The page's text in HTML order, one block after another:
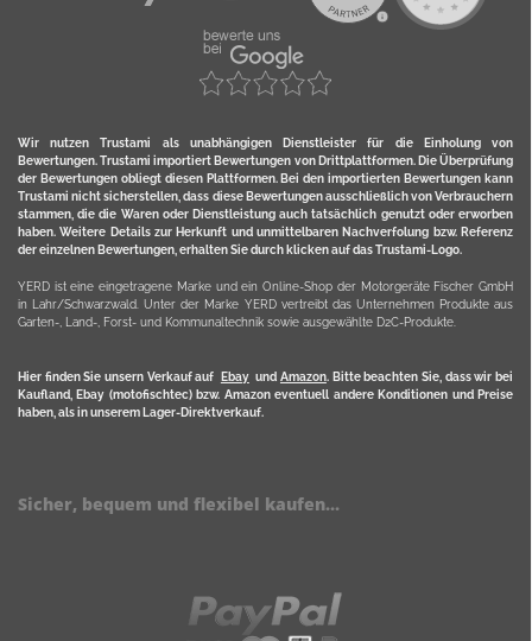
Wir nutzen Trustami als unabhängigen Dienstleister für die Einholung von
Bewertungen. Trustami importiert Bewertungen von Drittplattformen. Die Überprüfung
der Bewertungen obliegt diesen Plattformen. Bei den importierten Bewertungen kann
Trustami nicht sicherstellen, dass diese Bewertungen ausschließlich von Verbrauchern
stammen, die die Waren oder Dienstleistung auch tatsächlich genutzt oder erworben
haben. Weitere Details zur Herkunft und unmittelbaren Nachverfolung bzw. Referenz
der einzelnen Bewertungen, erhalten Sie durch klicken auf das Trustami-Logo.
YERD ist eine eingetragene Marke und ein Online-Shop der Motorgeräte Fischer GmbH
in Lahr/Schwarzwald. Unter der Marke YERD vertreibt das Unternehmen Produkte aus
Garten-, Land-, Forst- und Kommunaltechnik sowie ausgewählte D2C-Produkte.
Hier finden Sie unsern Verkauf auf Ebayund Amazon. Bitte beachten Sie, dass wir bei
Kaufland, Ebay (motofischtec) bzw. Amazon eventuell andere Konditionen und Preise
haben, als in unserem Lager-Direktverkauf.
Sicher, bequem und flexibel kaufen...